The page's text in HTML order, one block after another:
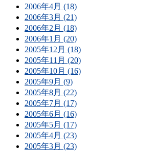
2006年4月 (18)
2006年3月 (21)
2006年2月 (18)
2006年1月 (20)
2005年12月 (18)
2005年11月 (20)
2005年10月 (16)
2005年9月 (9)
2005年8月 (22)
2005年7月 (17)
2005年6月 (16)
2005年5月 (17)
2005年4月 (23)
2005年3月 (23)